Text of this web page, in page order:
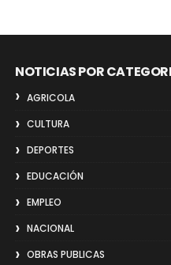
NOTICIAS POR
AGRICOLA
CULTURA
DEPORTES
EDUCACIÓN
EMPLEO
NACIONAL
OBRAS PUBLICAS